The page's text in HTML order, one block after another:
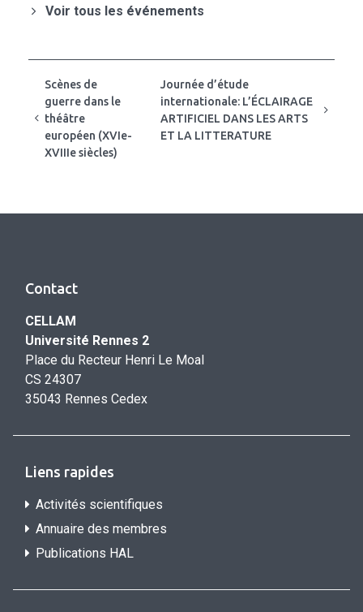
Voir tous les événements
Scènes de
guerre dans le
théâtre
européen (XVIe-
XVIIIe siècles)
Journée d’étude
internationale: L’ÉCLAIRAGE
ARTIFICIEL DANS LES ARTS
ET LA LITTERATURE
Contact
CELLAM
Université Rennes 2
Place du Recteur Henri Le Moal
CS 24307
35043 Rennes Cedex
Liens rapides
Activités scientifiques
Annuaire des membres
Publications HAL